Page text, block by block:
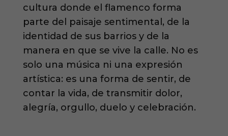
cultura donde el flamenco forma
parte del paisaje sentimental, de la
identidad de sus barrios y de la
manera en que se vive la calle. No es
solo una música ni una expresión
artística: es una forma de sentir, de
contar la vida, de transmitir dolor,
alegría, orgullo, duelo y celebración.